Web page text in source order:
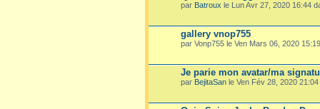
par Batroux le Lun Avr 27, 2020 16:44
gallery vnop755
par Vonp755 le Ven Mars 06, 2020
Je parie mon avatar/ma
par BejitaSan le Ven Fév 28, 2020